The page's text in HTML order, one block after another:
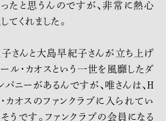
たと思うんのですが、非常に熱心
てくれました。
さんと大島早紀子さんが立ち上げ
ル･カオスという一世を風靡したダ
パニーがあるんですが、唯さんは、H
カオスのファンクラブに入られてい
うです。ファンクラブの会員になる